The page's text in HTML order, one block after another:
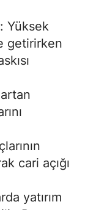
Yüksek
getirirken
cari açığı
yatırım